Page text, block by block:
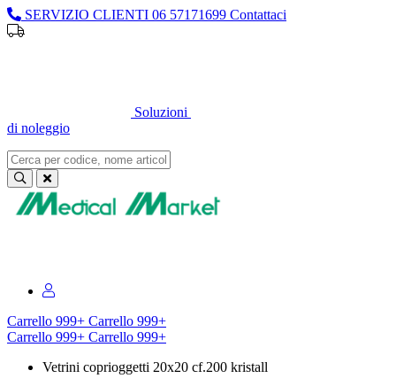
SERVIZIO CLIENTI 06 57171699 Contattaci
Soluzioni
di noleggio
Carrello 999+ Carrello 999+
Carrello 999+ Carrello 999+
Vetrini coprioggetti 20x20 cf.200 kristall